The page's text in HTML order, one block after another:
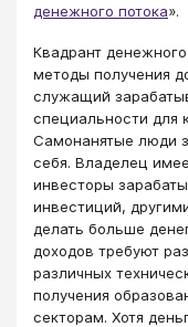
денежного потока».
Квадрант
методы получения
служащий
специальности для
Самонанятые люди
себя. Владелец
инвесторы
инвестиций,
делать больше
доходов требуют
различных
получения
секторам. Хотя